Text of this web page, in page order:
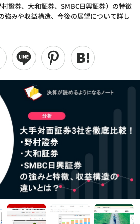
證券、大和証券、SMBC日興証券）の特徴
強みや収益構造、今後の展望について詳し